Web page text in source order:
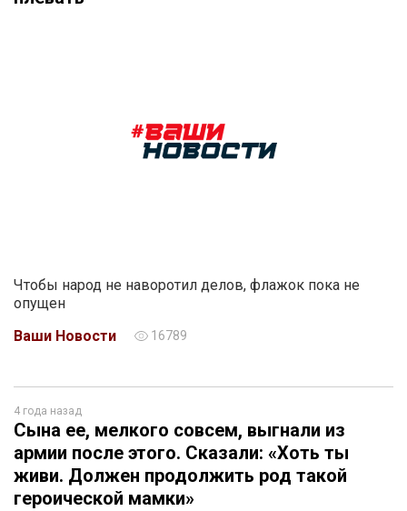
Чтобы народ не наворотил делов, флажок пока не
опущен
Ваши Новости
16789
4 года назад
Сына ее, мелкого совсем, выгнали из
армии после этого. Сказали: «Хоть ты
живи. Должен продолжить род такой
героической мамки»